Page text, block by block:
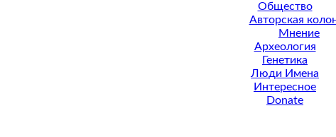
Общество
Авторская
Мнение
Археология
Генетика
Люди Имена
Интересное
Donate